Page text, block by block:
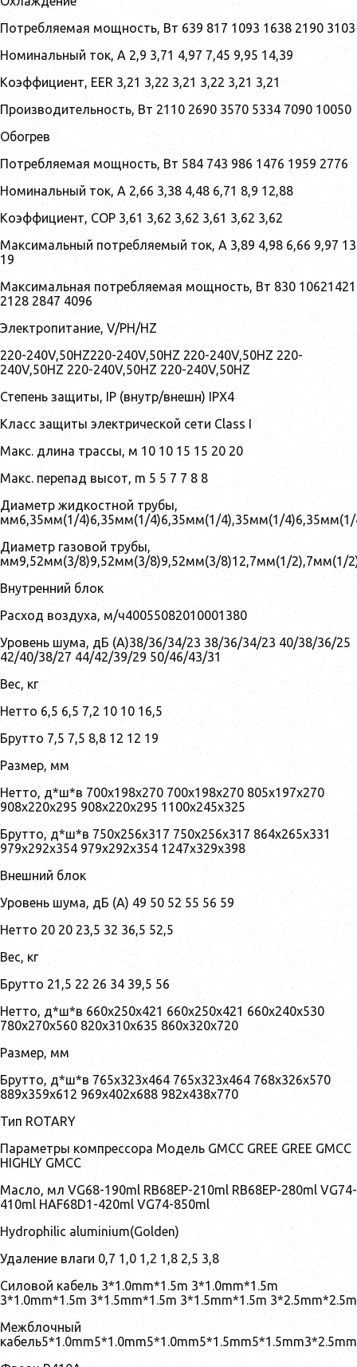
Потребляемая мощность, Вт 639 817 1093 1638 2190 3103
Номинальный ток, А 2,9 3,71 4,97 7,45 9,95 14,39
Коэффициент, EER 3,21 3,22 3,21 3,22 3,21 3,21
Производительность, Вт 2110 2690 3570 5334 7090 10050
Обогрев
Потребляемая мощность, Вт 584 743 986 1476 1959 2776
Номинальный ток, А 2,66 3,38 4,48 6,71 8,9 12,88
Коэффициент, COP 3,61 3,62 3,62 3,61 3,62 3,62
Максимальный потребляемый ток, А 3,89 4,98 6,66 9,97 13
19
Максимальная потребляемая мощность, Вт 830 10621421
2128 2847 4096
Электропитание, V/PH/HZ
220-240V,50HZ220-240V,50HZ 220-240V,50HZ 220-
240V,50HZ 220-240V,50HZ 220-240V,50HZ
Степень защиты, IP (внутр/внешн) IPX4
Класс защиты электрической сети Class I
Макс. длина трассы, м 10 10 15 15 20 20
Макс. перепад высот, m 5 5 7 7 8 8
Диаметр жидкостной трубы,
мм6,35мм(1/4)6,35мм(1/4)6,35мм(1/4),35мм(1/
Диаметр газовой трубы,
мм9,52мм(3/8)9,52мм(3/8)9,52мм(3/8)12,7мм(1/2),7мм(1/
Внутренний блок
Расход воздуха, м/ч40055082010001380
Уровень шума, дБ (А)38/36/34/23 38/36/34/23 40/38/36/25
42/40/38/27 44/42/39/29 50/46/43/31
Вес, кг
Нетто 6,5 6,5 7,2 10 10 16,5
Брутто 7,5 7,5 8,8 12 12 19
Размер, мм
Нетто, д*ш*в 700x198x270 700x198x270 805x197x270
908x220x295 908x220x295 1100x245x325
Брутто, д*ш*в 750x256x317 750x256x317 864x265x331
979x292x354 979x292x354 1247x329x398
Внешний блок
Уровень шума, дБ (А) 49 50 52 55 56 59
Нетто 20 20 23,5 32 36,5 52,5
Вес, кг
Брутто 21,5 22 26 34 39,5 56
Нетто, д*ш*в 660x250x421 660x250x421 660x240x530
780x270x560 820x310x635 860x320x720
Размер, мм
Брутто, д*ш*в 765x323x464 765x323x464 768x326x570
889x359x612 969x402x688 982x438x770
Тип ROTARY
Параметры компрессора Модель GMCC GREE GREE GMCC
HIGHLY GMCC
Масло, мл VG68-190ml RB68EP-210ml RB68EP-280ml VG74-
410ml HAF68D1-420ml VG74-850ml
Hydrophilic aluminium(Golden)
Удаление влаги 0,7 1,0 1,2 1,8 2,5 3,8
Силовой кабель 3*1.0mm*1.5m 3*1.0mm*1.5m
3*1.0mm*1.5m 3*1.5mm*1.5m 3*1.5mm*1.5m 3*2.5mm*2.5m
Межблочный